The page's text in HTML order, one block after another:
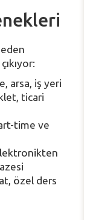
arsa, iş yeri
ticari
time ve
özel ders